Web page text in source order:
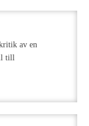
av en
till